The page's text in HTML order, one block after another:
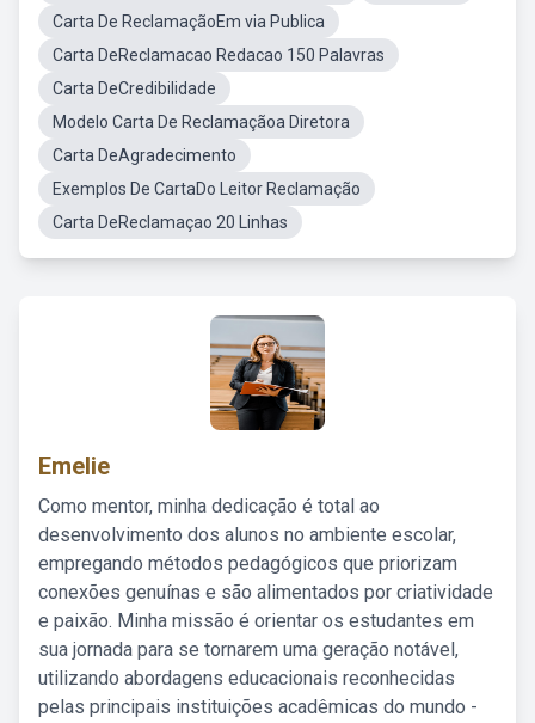
Carta De ReclamaçãoEm via Publica
Carta DeReclamacao Redacao 150 Palavras
Carta DeCredibilidade
Modelo Carta De Reclamaçãoa Diretora
Carta DeAgradecimento
Exemplos De CartaDo Leitor Reclamação
Carta DeReclamaçao 20 Linhas
Emelie
Como mentor, minha dedicação é total ao
desenvolvimento dos alunos no ambiente escolar,
empregando métodos pedagógicos que priorizam
conexões genuínas e são alimentados por criatividade
e paixão. Minha missão é orientar os estudantes em
sua jornada para se tornarem uma geração notável,
utilizando abordagens educacionais reconhecidas
pelas principais instituições acadêmicas do mundo -